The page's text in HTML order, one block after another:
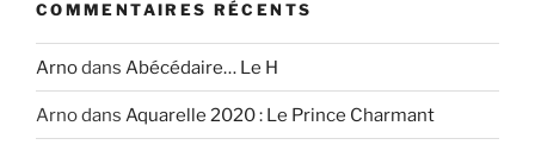
COMMENTAIRES RÉCENTS
Arnodans Abécédaire… Le H
Arnodans Aquarelle 2020 : Le Prince Charmant